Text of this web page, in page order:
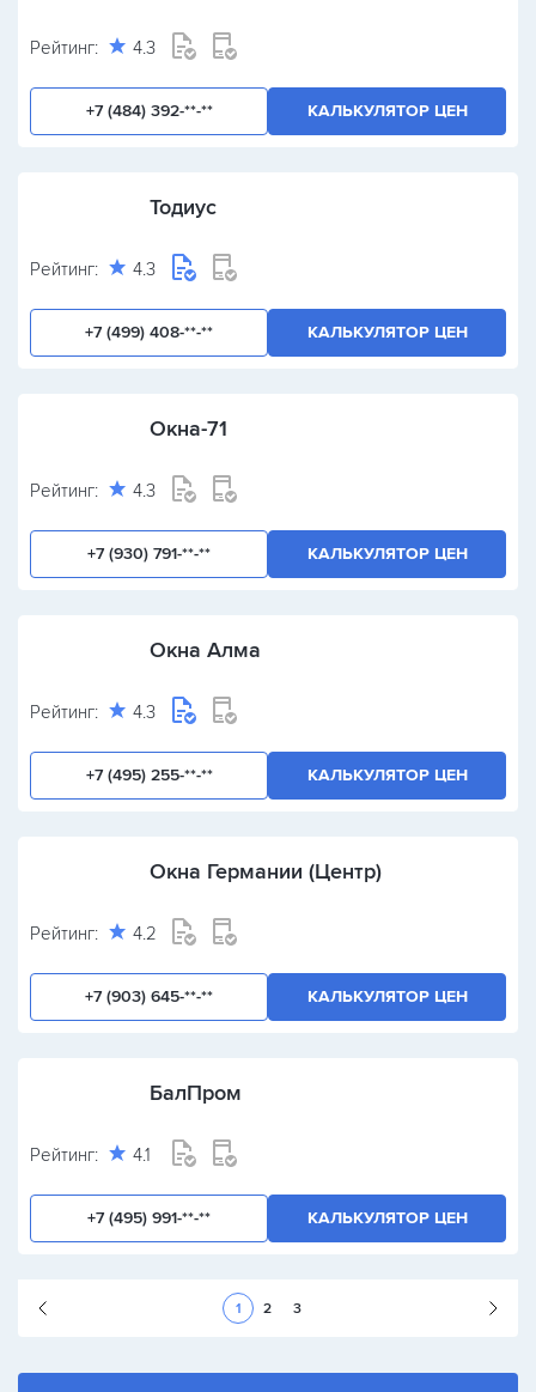
Рейтинг: 4.3
+7 (484) 392-**-** КАЛЬКУЛЯТОР ЦЕН
Тодиус
Рейтинг: 4.3
+7 (499) 408-**-** КАЛЬКУЛЯТОР ЦЕН
Окна-71
Рейтинг: 4.3
+7 (930) 791-**-** КАЛЬКУЛЯТОР ЦЕН
Окна Алма
Рейтинг: 4.3
+7 (495) 255-**-** КАЛЬКУЛЯТОР ЦЕН
Окна Германии (Центр)
Рейтинг: 4.2
+7 (903) 645-**-** КАЛЬКУЛЯТОР ЦЕН
БалПром
Рейтинг: 4.1
+7 (495) 991-**-** КАЛЬКУЛЯТОР ЦЕН
1 2 3
Следующая